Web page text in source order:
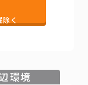
く
環境